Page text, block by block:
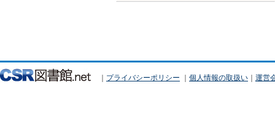
｜ プライバシーポリシー ｜ 個人情報の取扱い ｜ 運営